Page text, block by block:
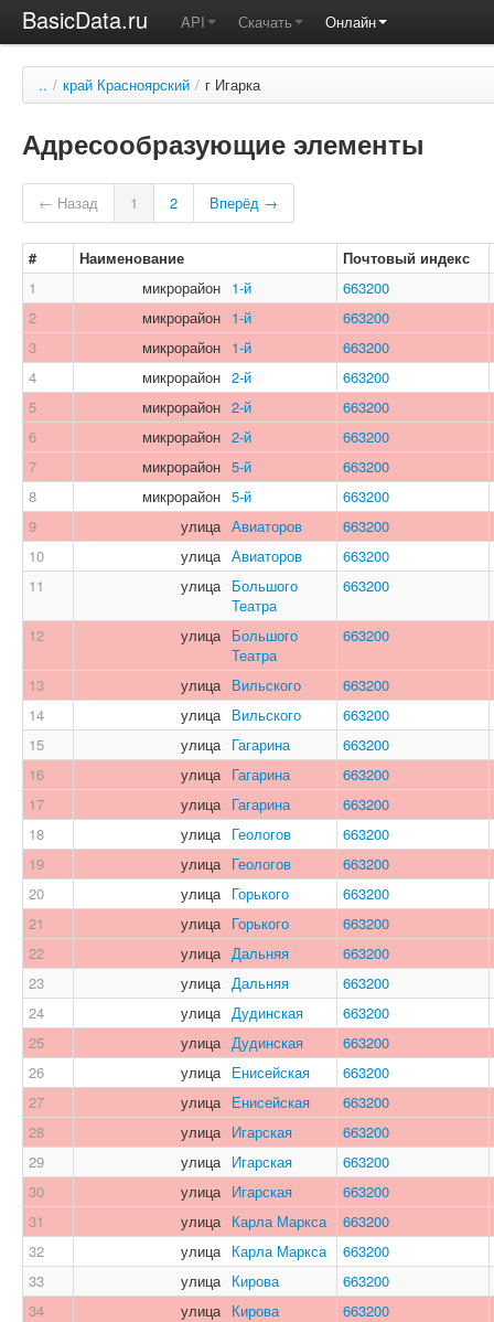
BasicData.ru API Скачать Онлайн
.. / край Красноярский / г Игарка
Адресообразующие элементы
← Назад 1 2 Вперёд →
# Наименование
Почтовый индекс
1
микрорайон 1-й
663200
2
микрорайон 1-й
663200
3
микрорайон 1-й
663200
4
микрорайон 2-й
663200
5
микрорайон 2-й
663200
6
микрорайон 2-й
663200
7
микрорайон 5-й
663200
8
микрорайон 5-й
663200
9
улица Авиаторов
663200
10
улица Авиаторов
663200
11
улица Большого
Театра
663200
12 улица Большого
Театра
663200
13 улица Вильского
663200
14
улица Вильского
663200
15
улица Гагарина
663200
16
улица Гагарина
663200
17
улица Гагарина
663200
18
улица Геологов
663200
19
улица Геологов
663200
20
улица Горького
663200
21
улица Горького
663200
22
улица Дальняя
663200
23
улица Дальняя
663200
24
улица Дудинская
663200
25
улица Дудинская
663200
26
улица Енисейская
663200
27
улица Енисейская
663200
28
улица Игарская
663200
29
улица Игарская
663200
30
улица Игарская
663200
31
улица Карла Маркса
663200
32
улица Карла Маркса
663200
33
улица Кирова
663200
34
улица Кирова
663200